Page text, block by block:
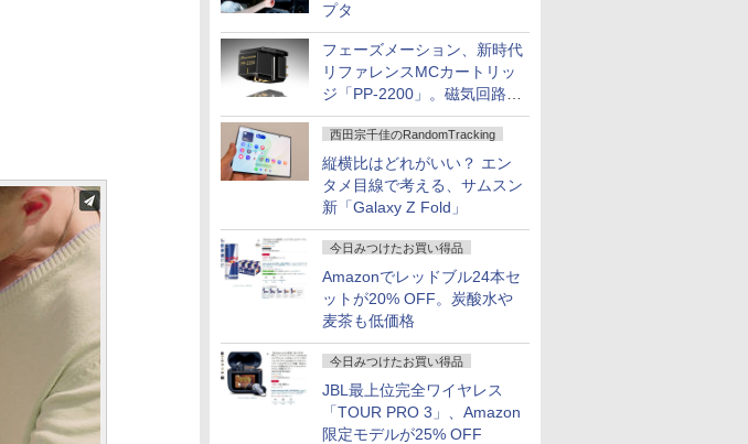
プタ
フェーズメーション、新時代
リファレンスMCカートリッ
ジ「PP-2200」。磁気回路や
ハウジングを根本から見直し
西田宗千佳のRandomTracking
縦横比はどれがいい？ エン
タメ目線で考える、サムスン
新「Galaxy Z Fold」
今日みつけたお買い得品
Amazonでレッドブル24本セ
ットが20% OFF。炭酸水や
麦茶も低価格
今日みつけたお買い得品
JBL最上位完全ワイヤレス
「TOUR PRO 3」、Amazon
限定モデルが25% OFF